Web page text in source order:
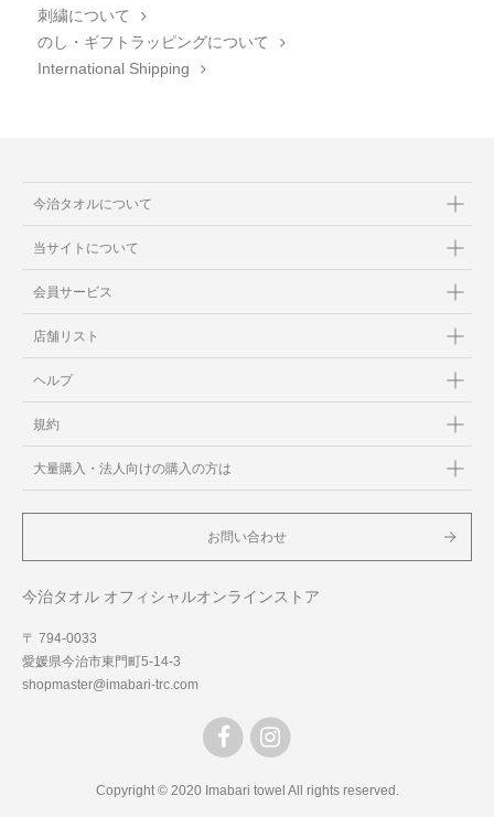
刺繍について
のし・ギフトラッピングについて
International Shipping
今治タオルについて
当サイトについて
会員サービス
店舗リスト
ヘルプ
規約
大量購入・法人向けの購入の方は
お問い合わせ
今治タオル オフィシャルオンラインストア
〒 794-0033
愛媛県今治市東門町5-14-3
shopmaster@imabari-trc.com
Copyright © 2020 Imabari towel All rights reserved.